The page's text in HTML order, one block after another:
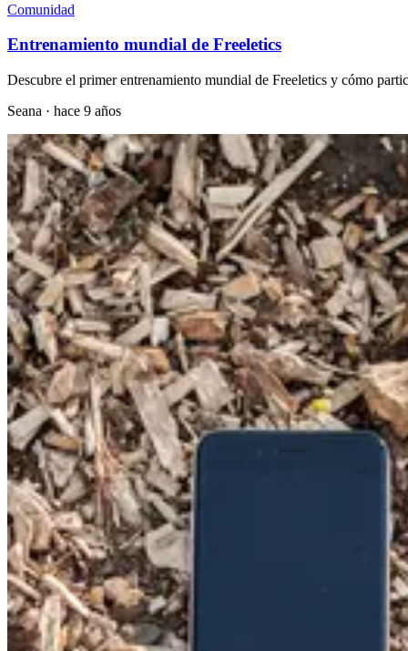
Comunidad
Entrenamiento mundial de Freeletics
Descubre el primer entrenamiento mundial de Freeletics y cómo
Seana · hace 9 años